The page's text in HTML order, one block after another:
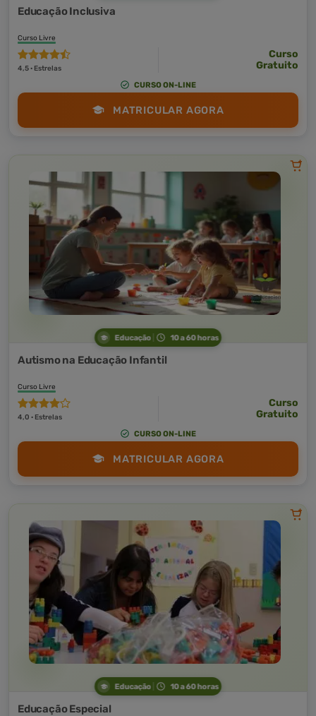
Educação Inclusiva
Curso Livre
4,5 · Estrelas
Curso
Gratuito
CURSO ON-LINE
MATRICULAR AGORA
Educação 10 a 60 horas
Autismo na Educação Infantil
Curso Livre
4,0 · Estrelas
Curso
Gratuito
CURSO ON-LINE
MATRICULAR AGORA
Educação 10 a 60 horas
Educação Especial